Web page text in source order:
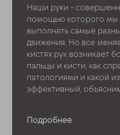
Наши руки -
помощью которого
выполнять самые
движения. Но все
кистях рук возникает
пальцы и кисти, как
патологиями и какой
эффективный,
Подробнее